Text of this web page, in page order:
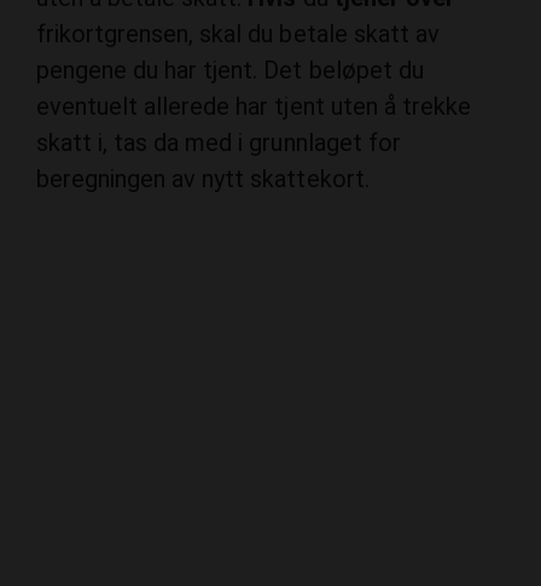
frikortgrensen, skal du betale skatt av
pengene du har tjent. Det beløpet du
eventuelt allerede har tjent uten å trekke
skatt i, tas da med i grunnlaget for
beregningen av nytt skattekort.